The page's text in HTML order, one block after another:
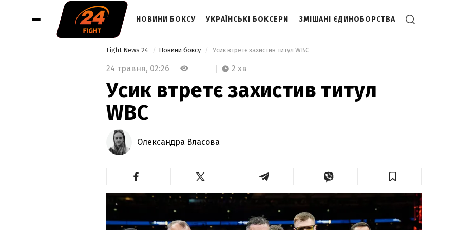
НОВИНИ БОКСУ УКРАЇНСЬКІ БОКСЕРИ ЗМІШАНІ ЄДИНОБОРСТВА
Fight News 24 Новини боксу Усик втретє захистив титул WBC
24 травня, 02:26 2 хв
Усик втретє захистив титул
WBC
Олександра Власова